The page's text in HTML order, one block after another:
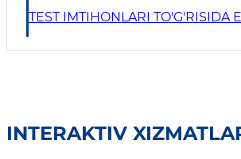
TEST IMTIHONLARI TO'G'RISIDA
INTERAKTIV